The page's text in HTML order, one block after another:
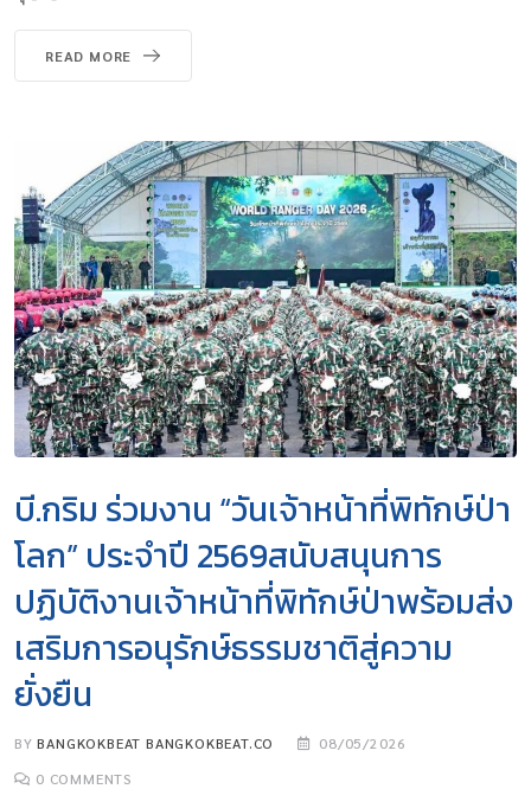
READ MORE
บี.กริม ร่วมงาน “วันเจ้าหน้าที่พิทักษ์ป่า
โลก” ประจำปี 2569สนับสนุนการ
ปฏิบัติงานเจ้าหน้าที่พิทักษ์ป่าพร้อมส่ง
เสริมการอนุรักษ์ธรรมชาติสู่ความ
ยั่งยืน
BYBANGKOKBEAT BANGKOKBEAT.CO
08/05/2026
0 COMMENTS